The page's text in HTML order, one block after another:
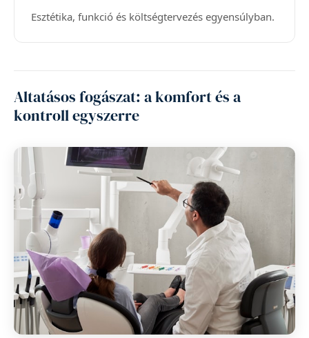
Esztétika, funkció és költségtervezés egyensúlyban.
Altatásos fogászat: a komfort és a
kontroll egyszerre